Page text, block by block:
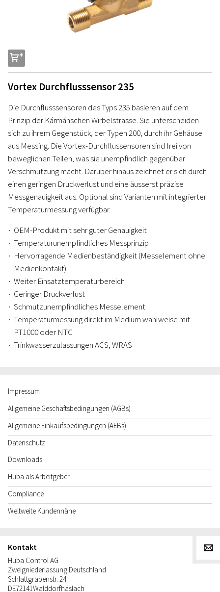
s
Vortex Durchflusssensor 235
Die Durchflusssensoren des Typs 235 basieren auf dem
Prinzip der Kármánschen Wirbelstrasse. Sie unterscheiden
sich zu ihrem Gegenstück, der Typen 200, durch ihr Gehäuse
aus Messing. Die Vortex-Durchflussensoren sind frei von
beweglichen Teilen, was sie unempfindlich gegenüber
Verschmutzung macht. Darüber hinaus zeichnet er sich durch
einen geringen Druckverlust und eine äusserst präzise
Messgenauigkeit aus. Optional sind Varianten mit integrierter
Temperaturmessung verfügbar.
OEM-Produkt mit sehr guter Genauigkeit
Temperaturunempfindliches Messprinzip
Hervorragende Medienbeständigkeit (Messelement ohne
Medienkontakt)
Weiter Einsatztemperaturbereich
Geringer Druckverlust
Schmutzunempfindliches Messelement
Temperaturmessung direkt im Medium wahlweise mit
PT1000 oder NTC
Trinkwasserzulassungen ACS, WRAS
Impressum
Allgemeine Geschäftsbedingungen (AGBs)
Allgemeine Einkaufsbedingungen (AEBs)
Datenschutz
Downloads
Huba als Arbeitgeber
Compliance
Weltweite Kundennähe
Kontakt
Huba Control AG
Zweigniederlassung Deutschland
Schlattgrabenstr. 24
DE72141Walddorfhäslach
g